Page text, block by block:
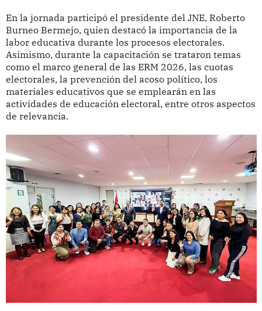
En la jornada participó el presidente del JNE, Roberto
Burneo Bermejo, quien destacó la importancia de la
labor educativa durante los procesos electorales.
Asimismo, durante la capacitación se trataron temas
como el marco general de las ERM 2026, las cuotas
electorales, la prevención del acoso político, los
materiales educativos que se emplearán en las
actividades de educación electoral, entre otros aspectos
de relevancia.